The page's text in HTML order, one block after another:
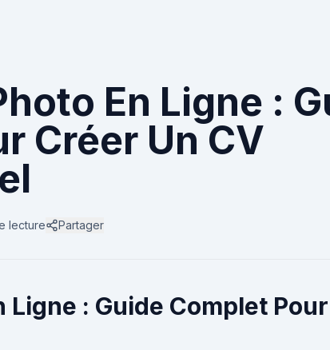
En Ligne :
Créer Un CV
lecture Partager
Ligne : Guide Complet